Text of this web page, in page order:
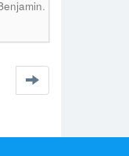
.